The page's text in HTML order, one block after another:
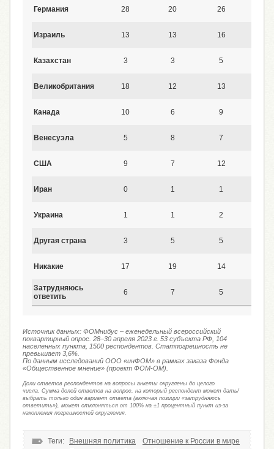
Германия 28 20 26
Израиль 13 13 16
Казахстан 3 3 5
Великобритания 18 12 13
Канада 10 6 9
Венесуэла 5 8 7
США 9 7 12
Иран 0 1 1
Украина 1 1 2
Другая страна 3 5 5
Никакие 17 19 14
Затрудняюсь
ответить
6 7 5
Источник данных: ФОМнибус – еженедельный всероссийский
поквартирный опрос. 28–30 апреля 2023 г. 53 субъекта РФ, 104
населенных пункта, 1500 респондентов. Статпогрешность не
превышает 3,6%.
По данным исследований ООО «инФОМ» в рамках заказа Фонда
«Общественное мнение» (проект ФОМ-ОМ).
Доли ответов респондентов на вопросы анкеты округлены до целого
числа. Сумма долей ответов на вопрос, на который респондент может дать/
выбрать только один вариант ответа (включая позиции «затрудняюсь
ответить»), может отклоняться от 100% на ±1 процентный пункт из-за
накопления погрешностей округления.
Теги: Внешняя политика
Отношение к России в мире